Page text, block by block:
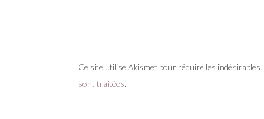
Ce site utilise Akismet pour réduire les indésirables.
sont traitées.